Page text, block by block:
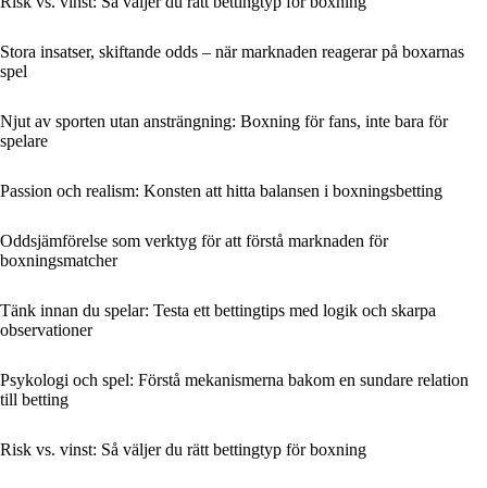
Stora insatser, skiftande odds – när marknaden reagerar på boxarnas
spel
Njut av sporten utan ansträngning: Boxning för fans, inte bara för
spelare
Passion och realism: Konsten att hitta balansen i boxningsbetting
Oddsjämförelse som verktyg för att förstå marknaden för
boxningsmatcher
Tänk innan du spelar: Testa ett bettingtips med logik och skarpa
observationer
Psykologi och spel: Förstå mekanismerna bakom en sundare relation
till betting
Risk vs. vinst: Så väljer du rätt bettingtyp för boxning